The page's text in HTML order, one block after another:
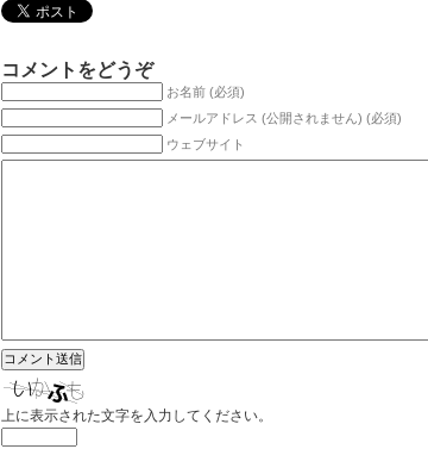
コメントをどうぞ
お名前 (必須)
メールアドレス (公開されません) (必須)
ウェブサイト
上に表示された文字を入力してください。